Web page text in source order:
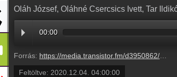
Oláh József, Oláhné Csercsics Ivett, Tar
00:00
Forrás: https://media.transistor.fm/d3950862/86dfde21.mp3
Feltöltve: 2020.12.04. 04:00:00